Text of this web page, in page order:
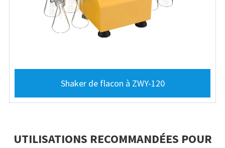
Shaker de flacon à ZWY-120
UTILISATIONS RECOMMANDÉES POUR